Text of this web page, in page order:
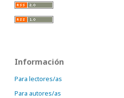
Información
Para lectores/as
Para autores/as